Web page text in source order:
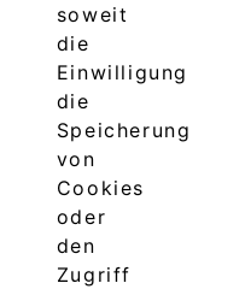
soweit
die
Einwilligung
die
Speicherung
von
Cookies
oder
den
Zugriff